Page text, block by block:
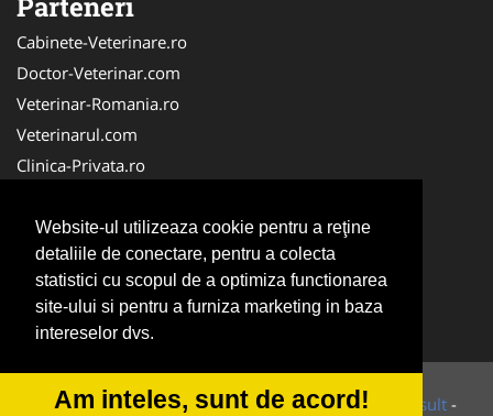
Website-ul utilizeaza cookie pentru a reţine
detaliile de conectare, pentru a colecta
statistici cu scopul de a optimiza functionarea
site-ului si pentru a furniza marketing in baza
intereselor dvs.
Am inteles, sunt de acord!
Cabinete-Veterinare.ro
Doctor-Veterinar.com
Veterinar-Romania.ro
Veterinarul.com
Clinica-Privata.ro
Medic-Bun.com
Dresaj-Caine.ro
NonStopDeschis.ro
SalonFrizerieCanina.com
© 2014-2026 Powered byVilonMedia&Tokaido Consult -